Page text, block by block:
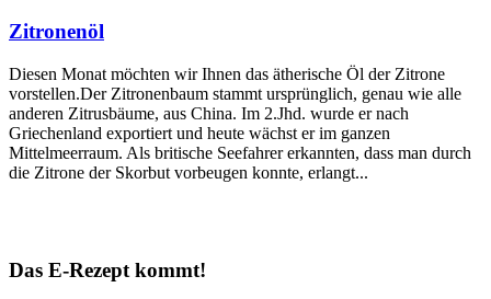
Zitronenöl
Diesen Monat möchten wir Ihnen das ätherische Öl der Zitrone
vorstellen.Der Zitronenbaum stammt ursprünglich, genau wie alle
anderen Zitrusbäume, aus China. Im 2.Jhd. wurde er nach
Griechenland exportiert und heute wächst er im ganzen
Mittelmeerraum. Als britische Seefahrer erkannten, dass man durch
die Zitrone der Skorbut vorbeugen konnte, erlangt...
Das E-Rezept kommt!